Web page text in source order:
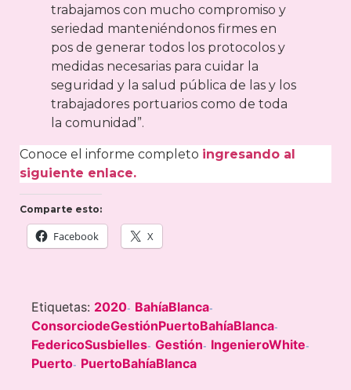
trabajamos con mucho compromiso y
seriedad manteniéndonos firmes en
pos de generar todos los protocolos y
medidas necesarias para cuidar la
seguridad y la salud pública de las y los
trabajadores portuarios como de toda
la comunidad”.
Conoce el informe completo ingresando al
siguiente enlace.
Comparte esto:
Facebook X
Etiquetas: 2020- BahíaBlanca-
ConsorciodeGestiónPuertoBahíaBlanca-
FedericoSusbielles- Gestión- IngenieroWhite-
Puerto- PuertoBahíaBlanca